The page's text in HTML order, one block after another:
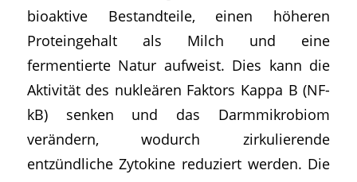
bioaktive Bestandteile, einen höheren
Proteingehalt als Milch und eine
fermentierte Natur aufweist. Dies kann die
Aktivität des nukleären Faktors Kappa B (NF-
kB) senken und das Darmmikrobiom
verändern, wodurch zirkulierende
entzündliche Zytokine reduziert werden. Die